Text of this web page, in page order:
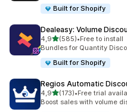
Built for Shopify
Dealeasy: Volume
4,9z 5 hvězd
(585)
Celkový počet recenzí: 585
•Free to install
Bundles for Quantity
Built for Shopify
Regios Automatic
4,9z 5 hvězd
(173)
Celkový počet recenzí: 173
•Free trial
Boost sales with volume